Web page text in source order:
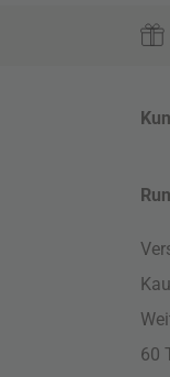
60